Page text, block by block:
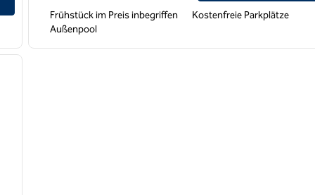
Frühstück im Preis inbegriffen
Kostenfreie Parkplätze
Außenpool
nächstes Bild